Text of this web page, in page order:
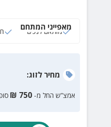
מאפייני המתחם
מותאם לנכים
מחירלזוג:
אמצ”ש החל מ- 750
₪